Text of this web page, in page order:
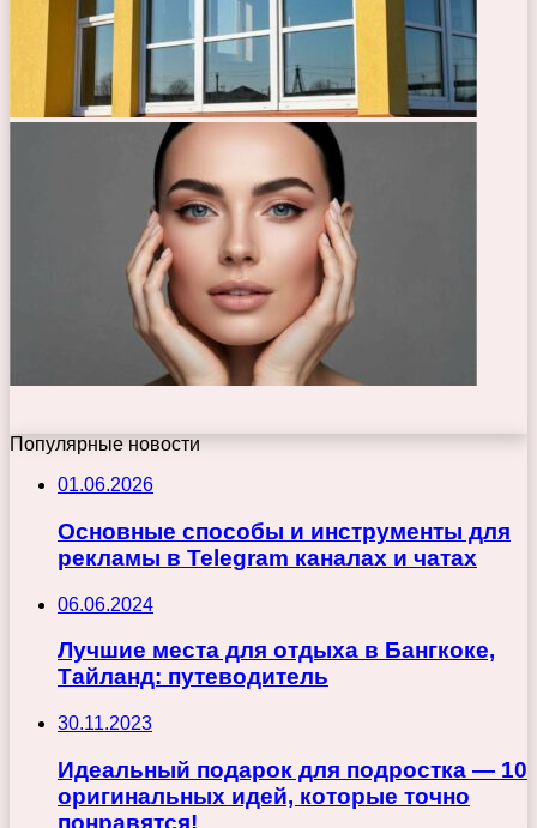
Популярные новости
01.06.2026
Основные способы и инструменты для
рекламы в Telegram каналах и чатах
06.06.2024
Лучшие места для отдыха в Бангкоке,
Тайланд: путеводитель
30.11.2023
Идеальный подарок для подростка — 10
оригинальных идей, которые точно
понравятся!